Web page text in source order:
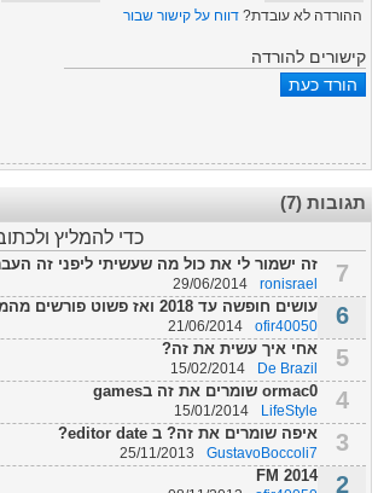
ההורדה לא עובדת? דווח על קישור שבור
קישורים להורדה
תגובות (7)
כדי להמליץ
7 זה ישמור לי את כול מה שעשיתי ליפני זה
ronisrael
29/06/2014
6 עושים חופשה עד 2018 ואז פשוט פורשים מהמשחק
ofir40050
21/06/2014
5 אחי איך עשית את זה?
De Brazil
15/02/2014
4 ormac0 שומרים את זה בgames
LifeStyle
15/01/2014
3 איפה שומרים את זה? ב editor date?
GustavoBoccoli7
25/11/2013
2
FM 2014